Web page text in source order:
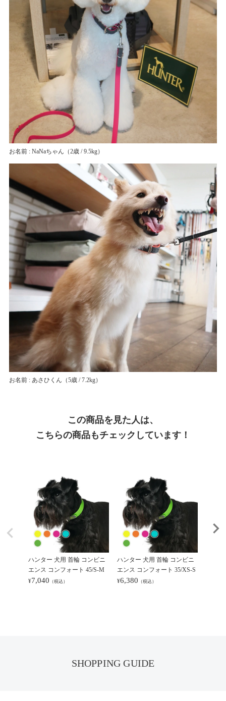
お名前 : NaNaちゃん （2歳 / 9.5kg）
お名前 : あさひくん （5歳 / 7.2kg）
この商品を見た人は、
こちらの商品もチェックしています！
ハンター 犬用 首輪 コンビニ
エンス コンフォート 45/S-M
¥7,040 （税込）
ハンター 犬用 首輪 コンビニ
エンス コンフォート 35/XS-S
¥6,380 （税込）
SHOPPING GUIDE